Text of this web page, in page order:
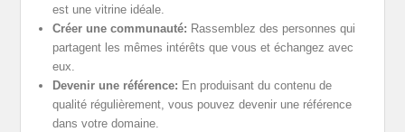
est une vitrine idéale.
Créer une communauté: Rassemblez des personnes qui
partagent les mêmes intérêts que vous et échangez avec
eux.
Devenir une référence: En produisant du contenu de
qualité régulièrement, vous pouvez devenir une référence
dans votre domaine.